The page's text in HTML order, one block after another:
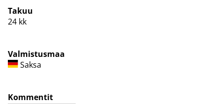
Takuu
24 kk
Valmistusmaa
Saksa
Kommentit